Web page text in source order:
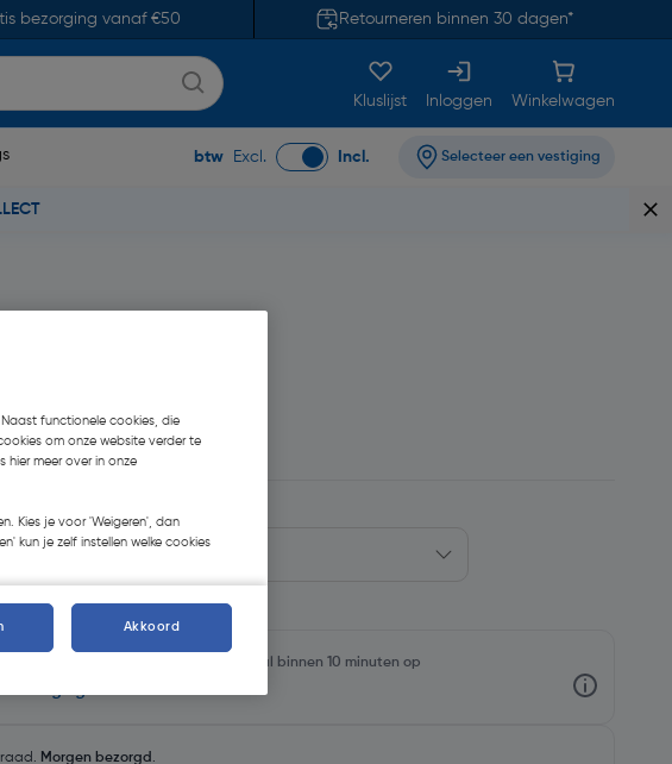
bezorging vanaf €50 Retourneren binnen 30 dagen*
Kluslijst Inloggen Winkelwagen
btw Excl. Incl. Selecteer een vestiging
btw € 1,18
winkel - Bekijk voorraadniveaus en haal binnen 10 minuten op
Morgen bezorgd .
functionele cookies, die
om onze website verder te
hier meer over in onze
Kies je voor 'Weigeren', dan
kun je zelf instellen welke cookies
Akkoord